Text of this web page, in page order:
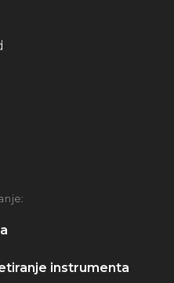
instrumenta